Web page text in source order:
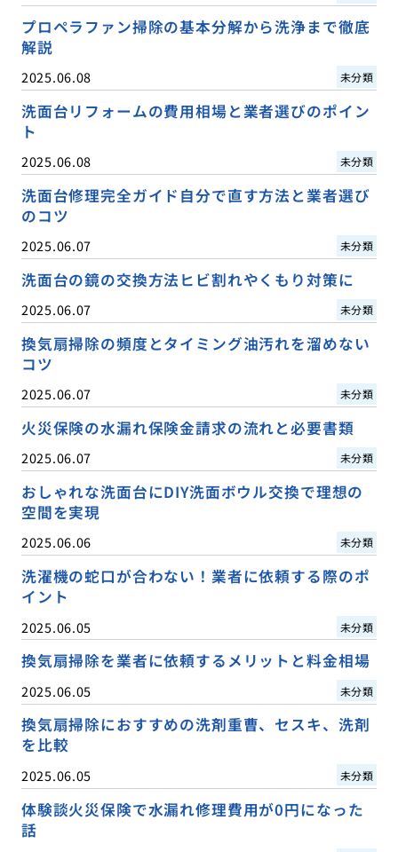
プロペラファン掃除の基本分解から洗浄まで徹底
解説
2025.06.08 未分類
洗面台リフォームの費用相場と業者選びのポイン
ト
2025.06.08 未分類
洗面台修理完全ガイド自分で直す方法と業者選び
のコツ
2025.06.07 未分類
洗面台の鏡の交換方法ヒビ割れやくもり対策に
2025.06.07 未分類
換気扇掃除の頻度とタイミング油汚れを溜めない
コツ
2025.06.07 未分類
火災保険の水漏れ保険金請求の流れと必要書類
2025.06.07 未分類
おしゃれな洗面台にDIY洗面ボウル交換で理想の
空間を実現
2025.06.06 未分類
洗濯機の蛇口が合わない！業者に依頼する際のポ
イント
2025.06.05 未分類
換気扇掃除を業者に依頼するメリットと料金相場
2025.06.05 未分類
換気扇掃除におすすめの洗剤重曹、セスキ、洗剤
を比較
2025.06.05 未分類
体験談火災保険で水漏れ修理費用が0円になった
話